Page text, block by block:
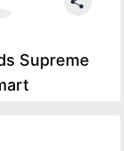
Supreme